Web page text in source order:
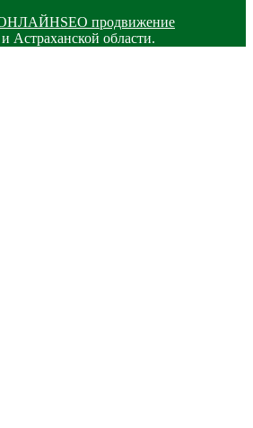
SEO продвижение
Астраханской области.